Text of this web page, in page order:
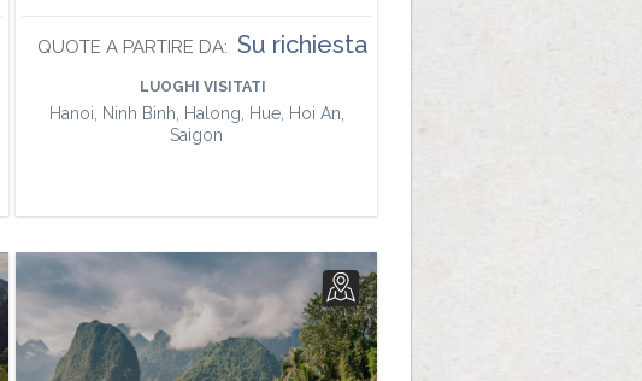
QUOTE A PARTIRE DA: Su richiesta
LUOGHI VISITATI
Hanoi, Ninh Binh, Halong, Hue, Hoi An,
Saigon